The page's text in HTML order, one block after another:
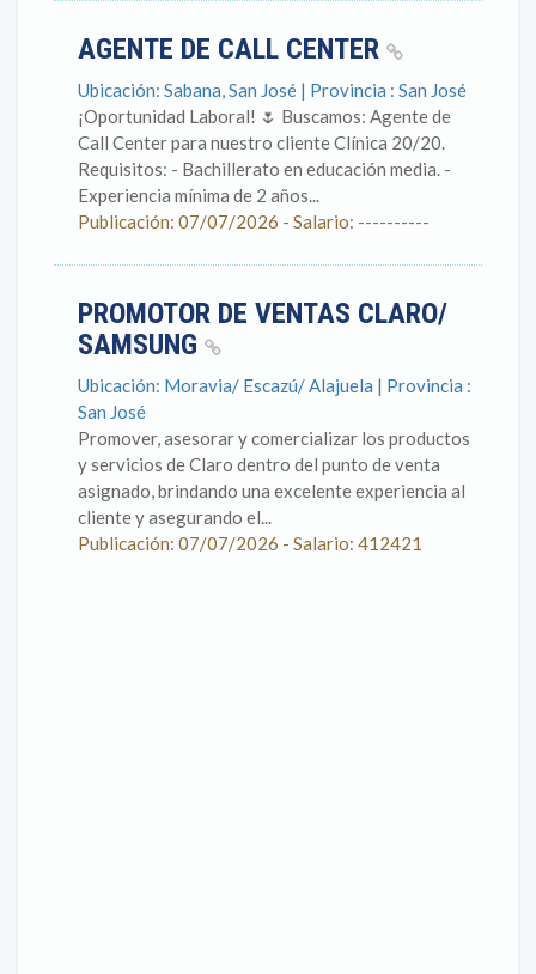
AGENTE DE CALL CENTER
Ubicación: Sabana, San José | Provincia : San José
¡Oportunidad Laboral! 🌷 Buscamos: Agente de
Call Center para nuestro cliente Clínica 20/20.
Requisitos: - Bachillerato en educación media. -
Experiencia mínima de 2 años...
Publicación: 07/07/2026 - Salario: ----------
PROMOTOR DE VENTAS CLARO/
SAMSUNG
Ubicación: Moravia/ Escazú/ Alajuela | Provincia :
San José
Promover, asesorar y comercializar los productos
y servicios de Claro dentro del punto de venta
asignado, brindando una excelente experiencia al
cliente y asegurando el...
Publicación: 07/07/2026 - Salario: 412421